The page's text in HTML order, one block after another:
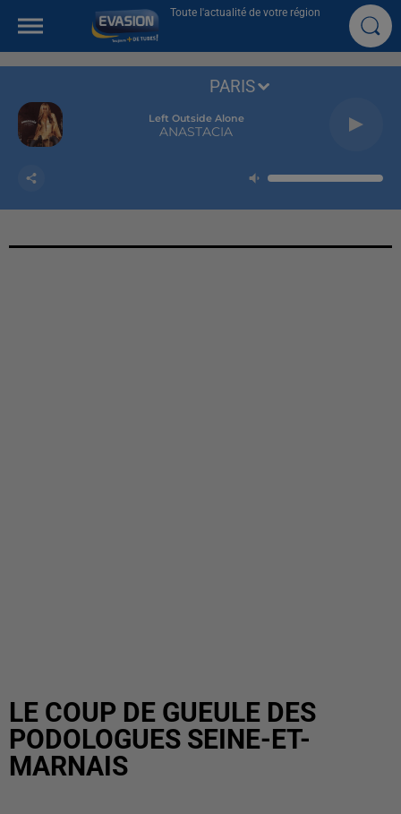
Toute l'actualité de votre région
Left Outside Alone
ANASTACIA
PARIS
LE COUP DE GUEULE DES
PODOLOGUES SEINE-ET-
MARNAIS